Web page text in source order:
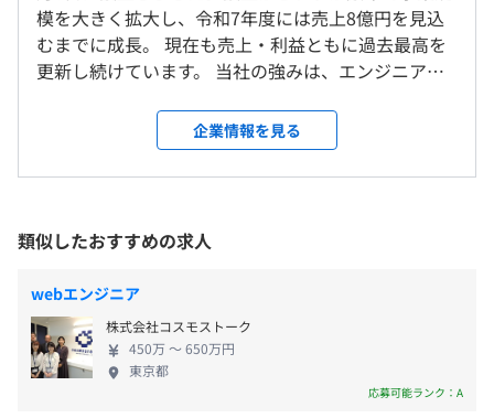
工程 ： 基本設計～テスト
案件内容： EoL対応に伴うAWS移行プロジェクト
勤務地 ： 溜池山王
環境 ： AWS(CloudWatch、SSM)、VMWare、
2. 監視・運用のAWS移行対応（CloudWatch、SSM等）
工程： 基本設計～詳細設計～構築～テスト～リリース～
保守運用
③
就業場所の変更範囲
＜雇入時＞
関東県内
会社の定める場所（テレワークをおこなう場所を含む）
※周辺プロジェクト先：各社規定に則る
〈本社〉
みなとみらい線「新高島駅」徒歩1分
JR、京浜急行、東急東横線、みなとみらい線、相模鉄
9:00～18:00（所定労働時間8時間）
※案件元により異なる場合があります
休憩時間：休憩時間：12:00〜13:00（ 60分）
平均残業時間：平均残業時間：5～20時間／月
《年間休日：120日》
・祝日
・年末年始休暇
・夏季休暇
・GW休暇
模を大きく拡大し、令和7年度には売上8億円を見込
むまでに成長。 現在も売上・利益ともに過去最高を
更新し続けています。 当社の強みは、エンジニアの
ェクトへのチーム参画率は100％ を実現しており、現
場で不安や疑問があれば、すぐ相談できる環境を整
備。一人で抱え込まず、スキルを最大限に発揮でき
の定期ミーティングを通じて、一人ひとりのキャリ
アプランをていねいに設計。「どんなエンジニアに
なりたいか」「どの技術を伸ばしたいか」などの希
望を踏まえ、最適な案件へアサインし、理想のキャ
リア実現をサポートしています。 私たちは「エンジ
ニアが誇りを持って働き、成長し続けられる会社」
でありたいと考えています。 【募集背景】 事業は現
企業情報を見る
類似したおすすめの求人
webエンジニア
株式会社コスモストーク
450万 〜 650万円
東京都
応募可能ランク：A